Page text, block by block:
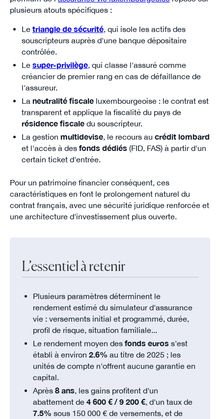
plusieurs atouts spécifiques :
Le triangle de sécurité, qui isole les actifs des
souscripteurs auprès d'une banque dépositaire
contrôlée.
Le super-privilège, qui classe l'assuré comme
créancier de premier rang en cas de défaillance de
l'assureur.
La neutralité fiscaleluxembourgeoise : le contrat est
transparent et applique la fiscalité du pays de
résidence fiscaledu souscripteur.
La gestion multidevise, le recours au crédit lombard
et l'accès à des fonds dédiés (FID, FAS) à partir d'un
certain ticket d'entrée.
Pour un patrimoine financier conséquent, ces
caractéristiques en font le prolongement naturel du
contrat français, avec une sécurité juridique renforcée et
une architecture d'investissement plus ouverte.
L’essentiel à retenir
Plusieurs paramètres déterminent le
rendement estimé du simulateur d'assurance
vie : versements initial et programmé, durée,
profil de risque, situation familiale...
Le rendement moyen desfonds euros s'est
établi à environ2.6% au titre de 2025 ; les
unités de compte n'offrent aucune garantie en
capital.
Après8 ans, les gains profitent d'un
abattement de4 600 € / 9 200 €, d'un taux de
7.5% sous 150 000 € de versements, et de